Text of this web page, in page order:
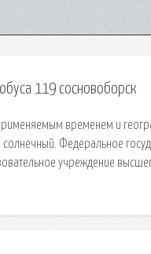
119 сосновоборск
временем и
солнечный. Федеральное
учреждение